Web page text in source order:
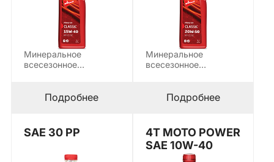
Минеральное
всесезонное
работы в смешанных
парках,…
Подробнее
Минеральное
всесезонное
работы в смешанных
парках,…
Подробнее
SAE 30 PP
4T MOTO POWER
SAE 10W-40